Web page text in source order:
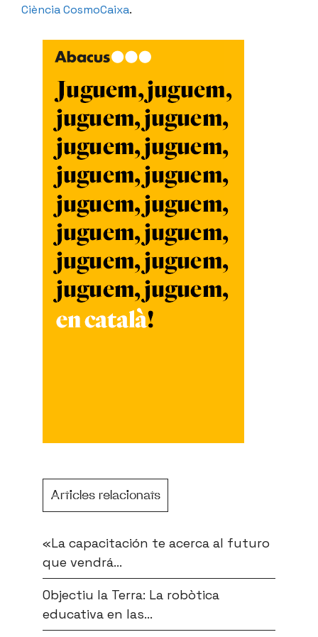
Ciència CosmoCaixa.
Articles relacionats
«La capacitación te acerca al futuro
que vendrá...
Objectiu la Terra: La robòtica
educativa en las...